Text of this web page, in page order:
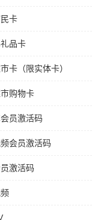
卡
品卡
卡（限实体卡）
购物卡
员激活码
会员激活码
激活码